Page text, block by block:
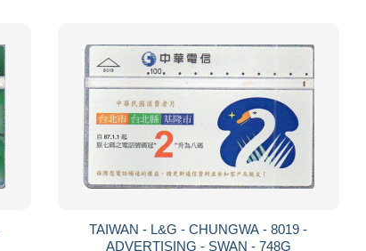
TAIWAN - L&G - CHUNGWA - 8019 -
ADVERTISING - SWAN - 748G